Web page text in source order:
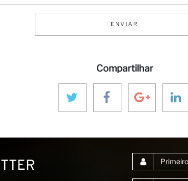
ENVIAR
Compartilhar
Primeiro nome